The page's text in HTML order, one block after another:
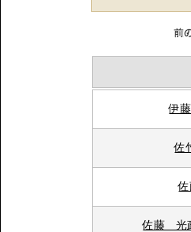
伊
佐
佐藤 光